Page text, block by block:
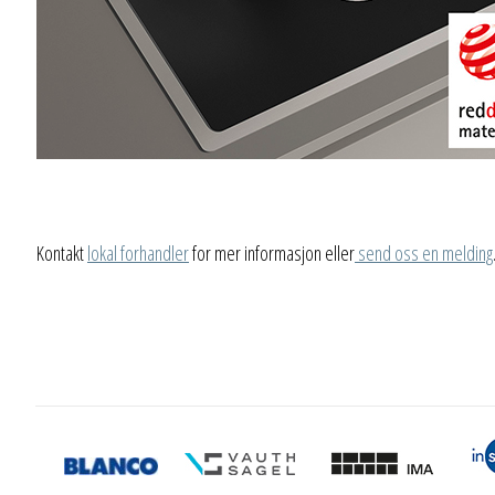
Kontaktlokal forhandlerfor mer informasjon ellersend oss en melding.